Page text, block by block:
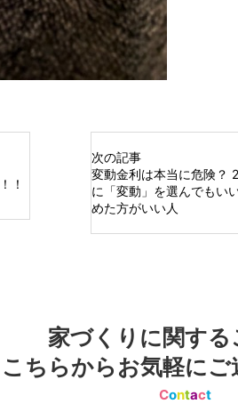
！
次の記事
変動金利は本当に危険？
に「変動」を選んでもい
めた方がいい人
家づくりに関する
こちらからお気軽に
Contact